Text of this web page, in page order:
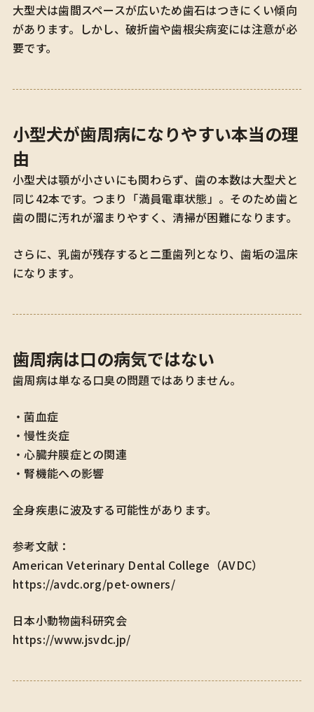
大型犬は歯間スペースが広いため歯石はつきにくい傾向
があります。しかし、破折歯や歯根尖病変には注意が必
要です。
小型犬が歯周病になりやすい本当の理
由
小型犬は顎が小さいにも関わらず、歯の本数は大型犬と
同じ42本です。つまり「満員電車状態」。そのため歯と
歯の間に汚れが溜まりやすく、清掃が困難になります。
さらに、乳歯が残存すると二重歯列となり、歯垢の温床
になります。
歯周病は口の病気ではない
歯周病は単なる口臭の問題ではありません。
・菌血症
・慢性炎症
・心臓弁膜症との関連
・腎機能への影響
全身疾患に波及する可能性があります。
参考文献：
American Veterinary Dental College（AVDC）
https://avdc.org/pet-owners/
日本小動物歯科研究会
https://www.jsvdc.jp/